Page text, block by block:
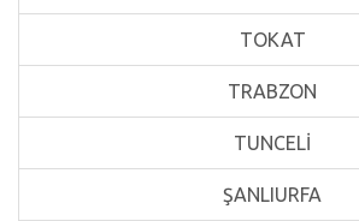
TOKAT
TRABZON
TUNCELİ
ŞANLIURFA